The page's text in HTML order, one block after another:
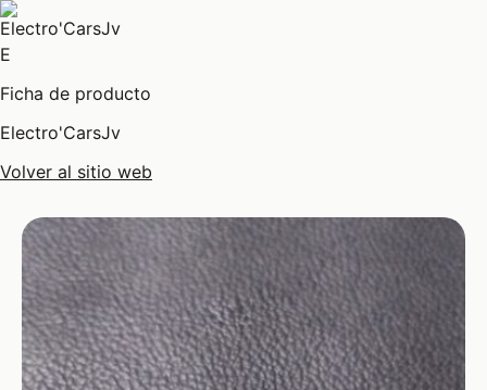
E
Ficha de producto
Electro'CarsJv
Volver al sitio web